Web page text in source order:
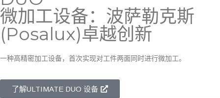
微加工设备：波萨勒克斯
(Posalux)卓越创新
一种高精密加工设备，首次实现对工件两面同时进行微加工。
了解ULTIMATE DUO 设备